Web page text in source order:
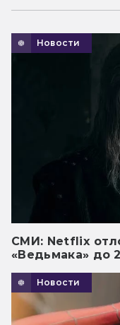
Новости
СМИ: Netflix
«Ведьмака» до
Новости